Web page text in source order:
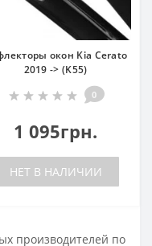
окон Kia Cerato
2019 -> (K55)
0
1 095грн.
НЕТ В НАЛИЧИИ
производителей по